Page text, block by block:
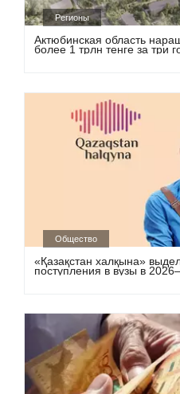
Регионы
Актюбинская область
более 1 трлн тенге за три
Общество
«Қазақстан халқына»
поступления в вузы в